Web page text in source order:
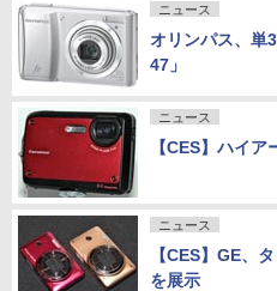
ニュース
オリンパス、単
47」
ニュース
【CES】ハイ
ニュース
【CES】GE、
を展示